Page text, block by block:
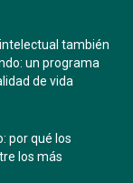
también
un programa
de vida
por qué los
los más